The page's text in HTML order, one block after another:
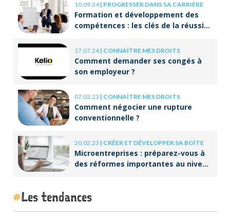
10.09.24| PROGRESSER DANS SA CARRIÈRE
Formation et développement des
compétences : les clés de la réussite
17.07.24| CONNAÎTRE MES DROITS
Comment demander ses congés à
son employeur ?
07.03.23 | CONNAÎTRE MES DROITS
Comment négocier une rupture
conventionnelle ?
20.02.23 | CRÉER ET DÉVELOPPER SA BOÎTE
Microentreprises : préparez-vous à
des réformes importantes au niveau
Les tendances